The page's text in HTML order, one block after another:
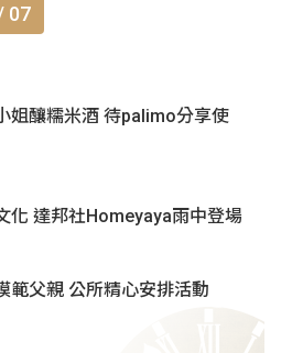
07
姐釀糯米酒 待palimo分享使
化 達邦社Homeyaya雨中登場
範父親 公所精心安排活動